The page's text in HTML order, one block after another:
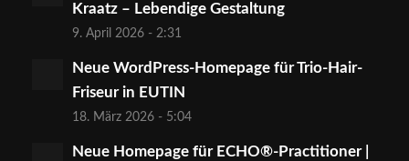
Kraatz – Lebendige Gestaltung
9. April 2026 - 2:31
Neue WordPress-Homepage für Trio-Hair-
Friseur in EUTIN
18. März 2026 - 5:04
Neue Homepage für ECHO®-Practitioner |